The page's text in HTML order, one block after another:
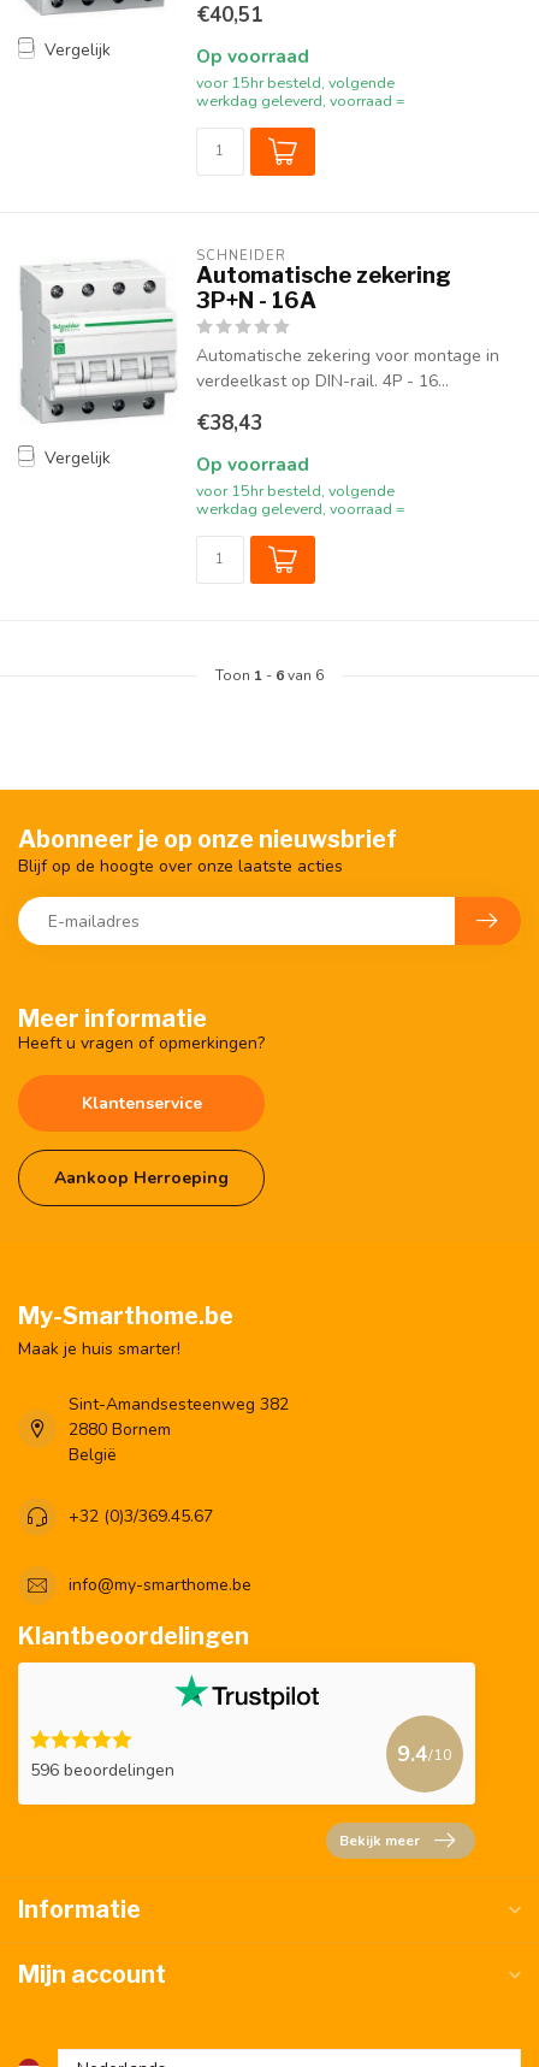
Vergelijk
€40,51
Op voorraad
voor 15hr besteld, volgende
werkdag geleverd, voorraad =
Vergelijk
SCHNEIDER
Automatische zekering
3P+N - 16A
Automatische zekering voor montage in
verdeelkast op DIN-rail. 4P - 16...
€38,43
Op voorraad
voor 15hr besteld, volgende
werkdag geleverd, voorraad =
Toon 1 - 6van 6
Meer informatie
Heeft u vragen of opmerkingen?
Klantenservice
Aankoop Herroeping
Abonneer je op onze nieuwsbrief
Blijf op de hoogte over onze laatste acties
My-Smarthome.be
Maak je huis smarter!
Sint-Amandsesteenweg 382
2880 Bornem
België
+32 (0)3/369.45.67
info@my-smarthome.be
Klantbeoordelingen
596 beoordelingen
9.4/10
Bekijk meer
Informatie
Mijn account